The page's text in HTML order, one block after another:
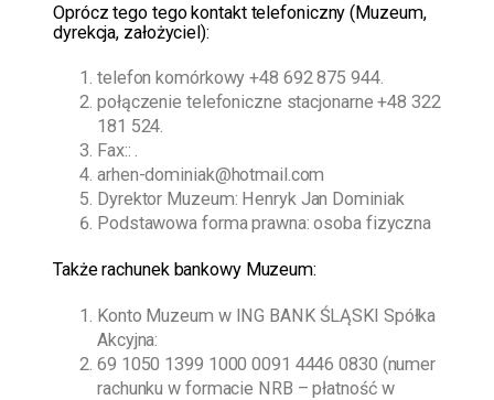
Oprócz tegotego kontakt telefoniczny (Muzeum,
dyrekcja, założyciel):
telefon komórkowy+48 692 875 944.
połączenie telefoniczne stacjonarne+48 322
181 524.
Fax:: .
arhen-dominiak@hotmail.com
Dyrektor Muzeum: Henryk Jan Dominiak
Podstawowa forma prawna: osoba fizyczna
Także rachunek bankowy Muzeum:
Konto Muzeum w ING BANK ŚLĄSKI Spółka
Akcyjna:
69 1050 1399 1000 0091 4446 0830 (numer
rachunku w formacie NRB – płatność w